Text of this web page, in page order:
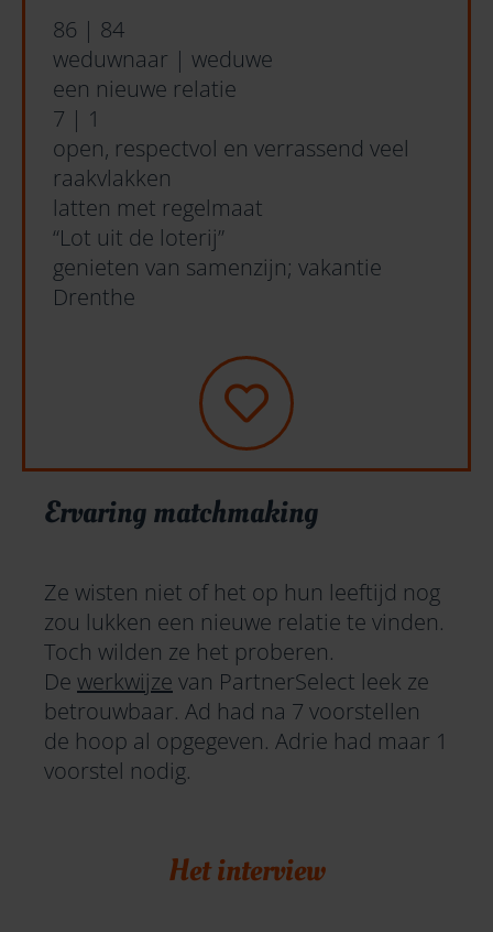
86 | 84
weduwnaar | weduwe
een nieuwe relatie
7 | 1
open, respectvol en verrassend veel
raakvlakken
latten met regelmaat
“Lot uit de loterij”
genieten van samenzijn; vakantie
Drenthe
Ervaring matchmaking
Ze wisten niet of het op hun leeftijd nog
zou lukken een nieuwe relatie te vinden.
Toch wilden ze het proberen.
De werkwijze van PartnerSelect leek ze
betrouwbaar. Ad had na 7 voorstellen
de hoop al opgegeven. Adrie had maar 1
voorstel nodig.
Het interview